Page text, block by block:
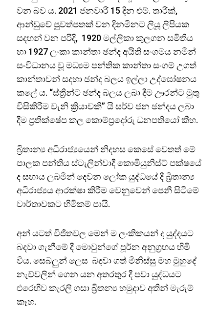
වන බව ය. 2021 ජනවාරි 15 දින එම්. තාරික්,
ආන්ඩුවේ පුවත්පතක් වන දිනමිනට ලියූ ලිපියක
සදහන් වන පරිදි, 1920 මල්ලිකා කුලගන සමිතිය
හා 1927 ලංකා කාන්තා ඡන්ද අයිති සංගමය නමින්
සංවිධානය වූ මධ්‍යම පන්තික කාන්තා සංගම් උගත්
කාන්තාවන් සදහා ඡන්ද බලය ඉල්ලා උද්ඝෝෂනය
කලේ ය. “ස්ත්‍රීන්ට ඡන්ද බලය ලබා දීම ඌරන්ට මුතු
විසිකිරීම වැනි ක්‍රියාවකි” යි සර්ව ජන ඡන්දය ලබා
දීම ප්‍රතික්ෂේප කල කොම්ප්‍රදෝරු ධනපතියෝ කීහ.
බ්‍රිතාන්‍ය අධිරාජ්‍යයෙන් නිදහස කෙසේ වෙතත් මේ
පාලක පන්තිය ස්ටැලින්වාදී කොමියුනිස්ට් පක්ෂයේ
ද සහාය ලබමින් දෙවන ලෝක යුද්ධයේ දී බ්‍රිතාන්‍ය
අධිරාජ්‍යය ආරක්ෂා කිරීම වෙනුවෙන් පෙනී සිටීමේ
වාර්තාවකට හිමිකම් පායි.
අන් යටත් විජිතවල මෙන් ම ලංකිකයන් ද යුද්දයට
බදවා ගැනීමේ දී මොවුන්ගේ පූර්න අනුග්‍රහය හිමි
විය. සෙබලුන් ලෙස බදවා ගත් මිනිස්සු මහ මුහුදේ
නැව්වලින් ගෙන යන අතරතුර දී පවා යුද්ධයට
එරෙහිව කැරලි ගසා බ්‍රිතන්‍ය හමුදාව අතින් මැරුම්
කෑහ.